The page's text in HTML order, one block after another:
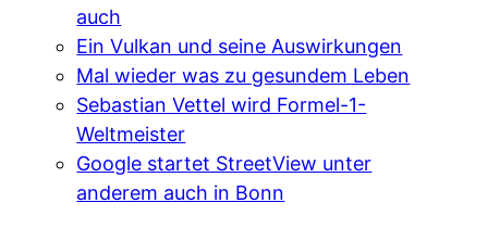
auch
Ein Vulkan und seine Auswirkungen
Mal wieder was zu gesundem Leben
Sebastian Vettel wird Formel-1-
Weltmeister
Google startet StreetView unter
anderem auch in Bonn